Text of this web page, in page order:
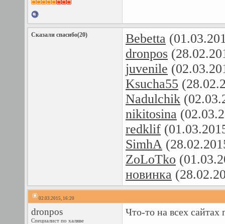
Сказали спасибо(20) Bebetta
dronpos
juvenile
Ksucha55
Nadulchik
nikitosina
redklif
SimhA
ZoLoTko
новинка
02.03.2015, 16:20
dronpos
Специалист по халяве
Что-то на всех сайтах